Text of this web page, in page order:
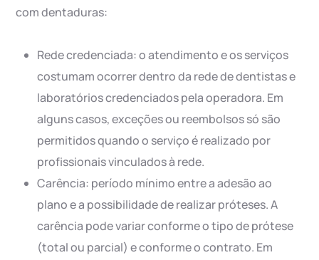
com dentaduras:
Rede credenciada: o atendimento e os serviços
costumam ocorrer dentro da rede de dentistas e
laboratórios credenciados pela operadora. Em
alguns casos, exceções ou reembolsos só são
permitidos quando o serviço é realizado por
profissionais vinculados à rede.
Carência: período mínimo entre a adesão ao
plano e a possibilidade de realizar próteses. A
carência pode variar conforme o tipo de prótese
(total ou parcial) e conforme o contrato. Em